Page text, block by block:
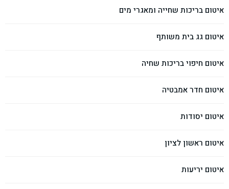
איטום בריכות שחייה ומאגרי מים
איטום גג בית משותף
איטום חיפוי בריכות שחיה
איטום חדר אמבטיה
איטום יסודות
איטום ראשון לציון
איטום יריעות